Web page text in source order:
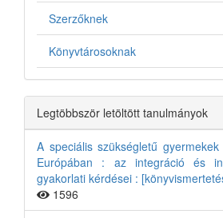
Szerzőknek
Könyvtárosoknak
Legtöbbször letöltött tanulmányok
A speciális szükségletű
Európában : az integráció és
gyakorlati kérdései :
1596